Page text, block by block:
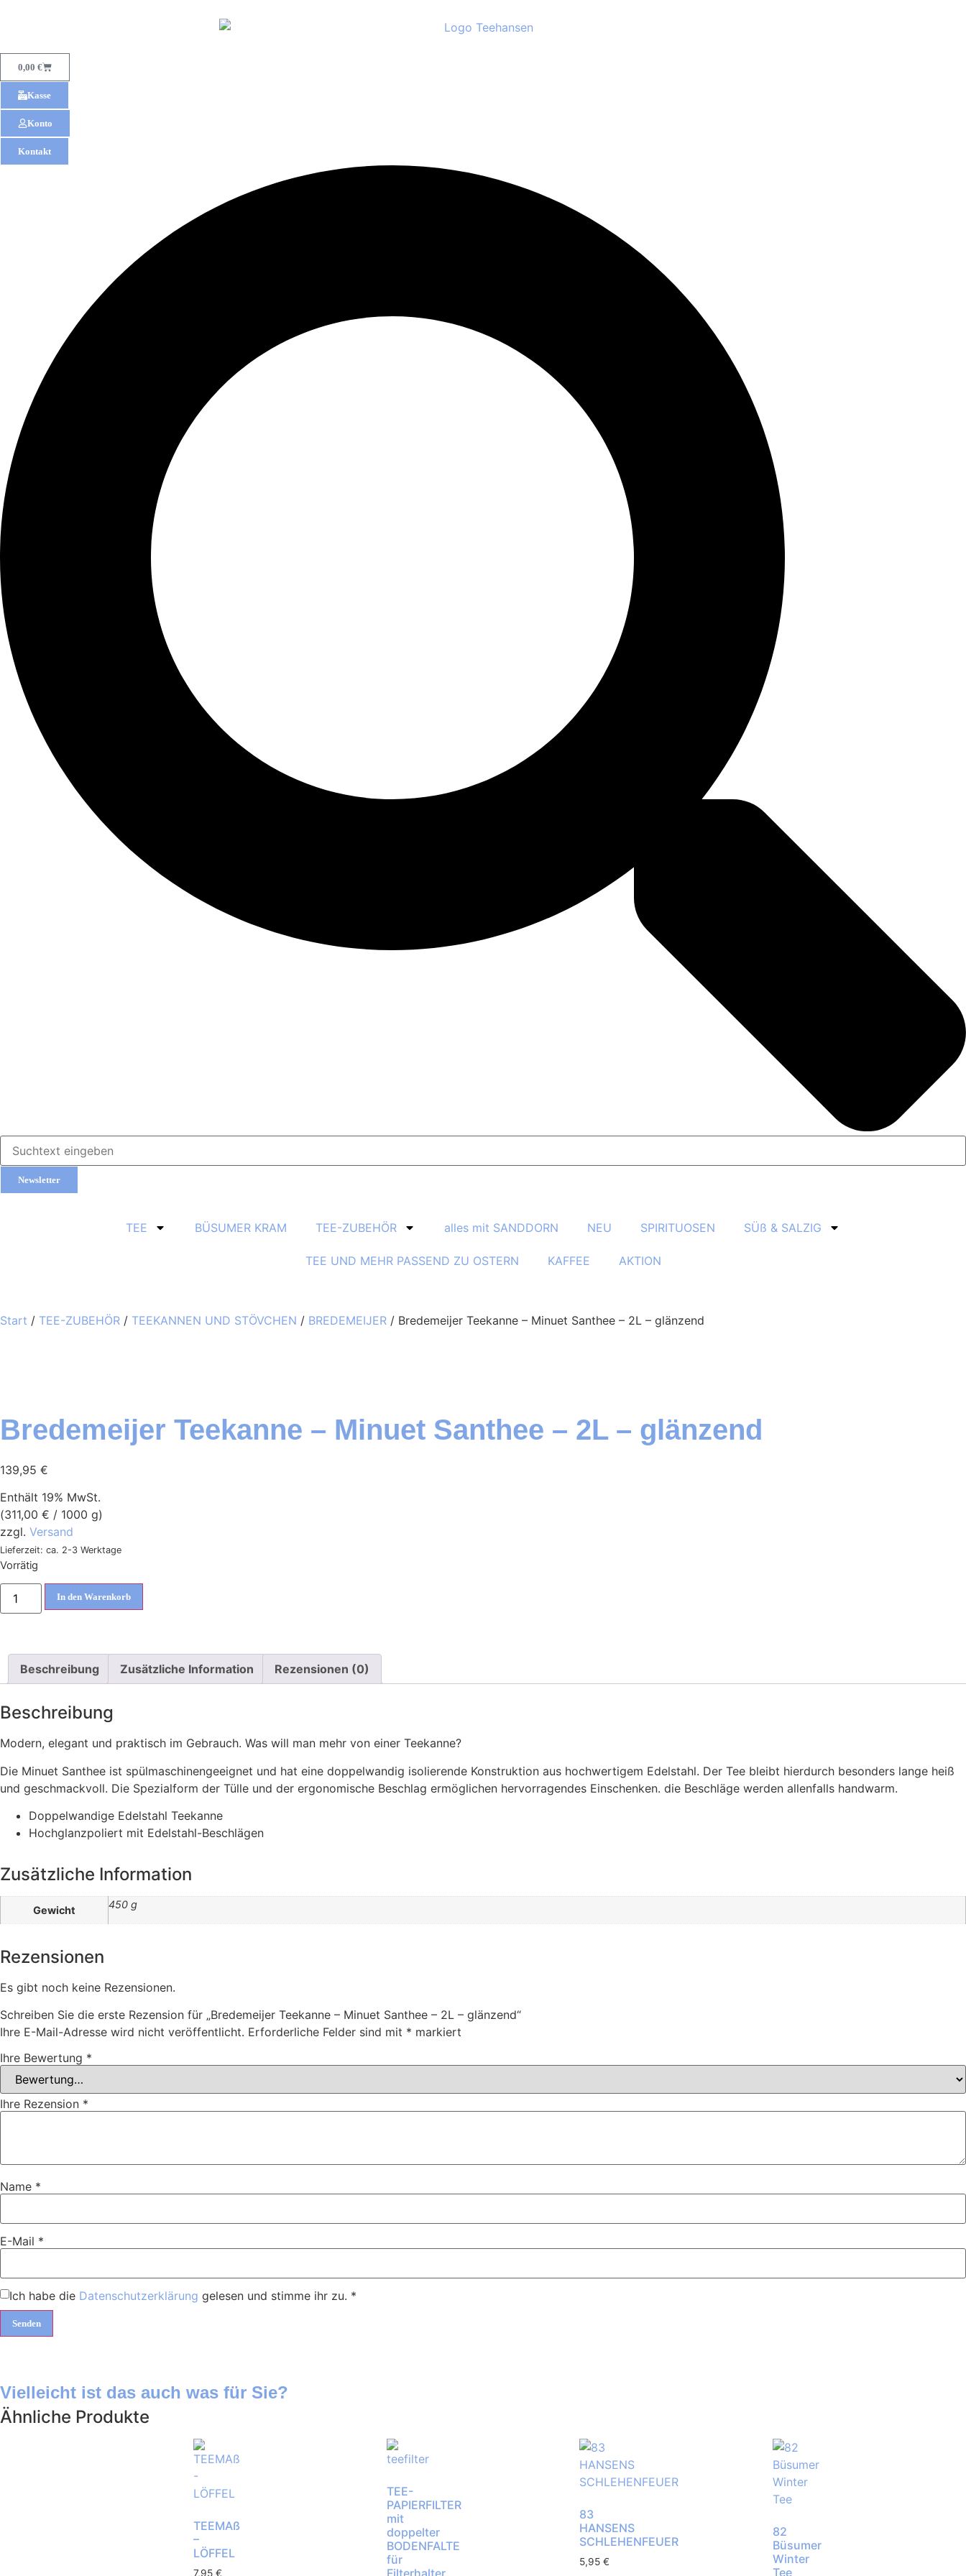
0,00 €
Kasse
Konto
Kontakt
Newsletter
TEE BÜSUMER KRAM TEE-ZUBEHÖR alles mit SANDDORN NEU SPIRITUOSEN SÜß & SALZIG
TEE UND MEHR PASSEND ZU OSTERN KAFFEE AKTION
Start / TEE-ZUBEHÖR / TEEKANNEN UND STÖVCHEN / BREDEMEIJER / Bredemeijer Teekanne – Minuet Santhee – 2L – glänzend
Bredemeijer Teekanne – Minuet Santhee – 2L – glänzend
139,95 €
Enthält 19% MwSt.
(311,00 € / 1000 g)
zzgl. Versand
Lieferzeit: ca. 2-3 Werktage
Vorrätig
In den Warenkorb
Beschreibung Zusätzliche Information Rezensionen (0)
Beschreibung
Modern, elegant und praktisch im Gebrauch. Was will man mehr von einer Teekanne?
Die Minuet Santhee ist spülmaschinengeeignet und hat eine doppelwandig isolierende Konstruktion aus hochwertigem Edelstahl. Der Tee bleibt hierdurch besonders lange heiß
und geschmackvoll. Die Spezialform der Tülle und der ergonomische Beschlag ermöglichen hervorragendes Einschenken. die Beschläge werden allenfalls handwarm.
Doppelwandige Edelstahl Teekanne
Hochglanzpoliert mit Edelstahl-Beschlägen
Zusätzliche Information
Gewicht 450 g
Rezensionen
Es gibt noch keine Rezensionen.
Schreiben Sie die erste Rezension für „Bredemeijer Teekanne – Minuet Santhee – 2L – glänzend“
Ihre E-Mail-Adresse wird nicht veröffentlicht. Erforderliche Felder sind mit * markiert
Ihre Bewertung *
Ihre Rezension *
Name *
E-Mail *
Ich habe die Datenschutzerklärung gelesen und stimme ihr zu. *
Vielleicht ist das auch was für Sie?
Ähnliche Produkte
TEEMAß
–
LÖFFEL
7,95 €
TEE-
PAPIERFILTER
mit
doppelter
BODENFALTE
für
83
HANSENS
SCHLEHENFEUER
5,95€
82
Büsumer
Winter
Tee